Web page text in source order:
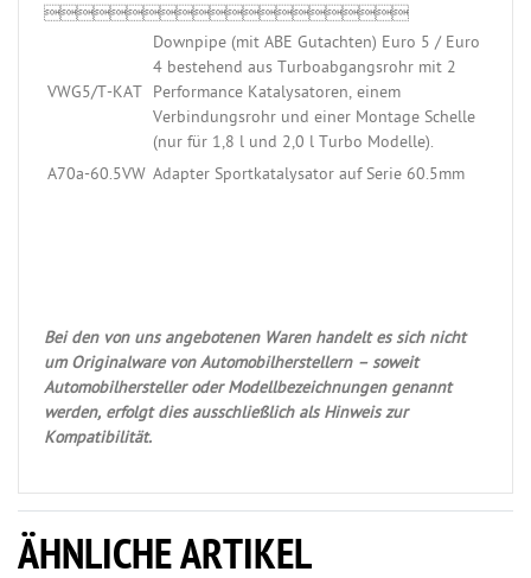

VWG5/T-KAT
Downpipe (mit ABE Gutachten) Euro 5 / Euro
4 bestehend aus Turboabgangsrohr mit 2
Performance Katalysatoren, einem
Verbindungsrohr und einer Montage Schelle
(nur für 1,8 l und 2,0 l Turbo Modelle).
A70a-60.5VW Adapter Sportkatalysator auf Serie 60.5mm
Bei den von uns angebotenen Waren handelt es sich nicht
um Originalware von Automobilherstellern – soweit
Automobilhersteller oder Modellbezeichnungen genannt
werden, erfolgt dies ausschließlich als Hinweis zur
Kompatibilität.
ÄHNLICHE ARTIKEL